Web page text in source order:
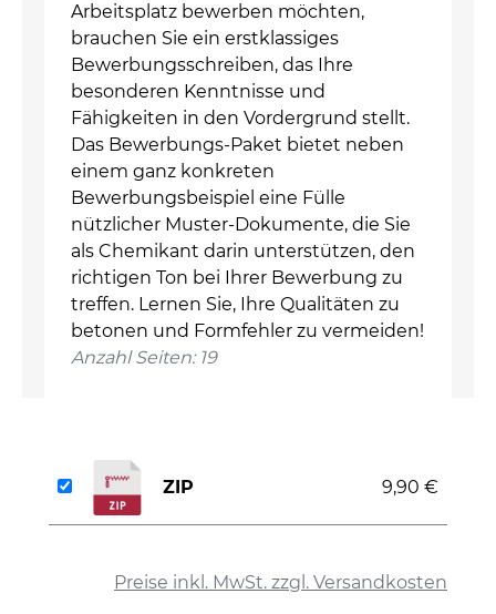
Arbeitsplatz bewerben möchten,
brauchen Sie ein erstklassiges
Bewerbungsschreiben, das Ihre
besonderen Kenntnisse und
Fähigkeiten in den Vordergrund stellt.
Das Bewerbungs-Paket bietet neben
einem ganz konkreten
Bewerbungsbeispiel eine Fülle
nützlicher Muster-Dokumente, die Sie
als Chemikant darin unterstützen, den
richtigen Ton bei Ihrer Bewerbung zu
treffen. Lernen Sie, Ihre Qualitäten zu
betonen und Formfehler zu vermeiden!
Anzahl Seiten: 19
Preise inkl. MwSt. zzgl. Versandkosten
ZIP 9,90 €